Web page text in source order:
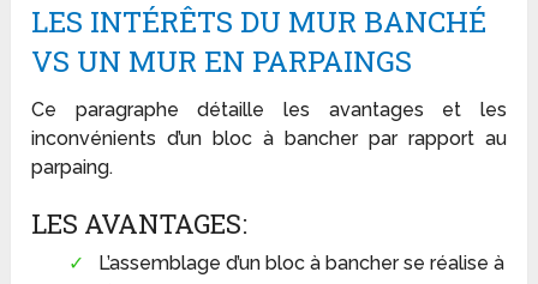
LES INTÉRÊTS DU MUR BANCHÉ
VS UN MUR EN PARPAINGS
Ce paragraphe détaille les avantages et les
inconvénients d’un bloc à bancher par rapport au
parpaing.
LES AVANTAGES:
L’assemblage d’un bloc à bancher se réalise à